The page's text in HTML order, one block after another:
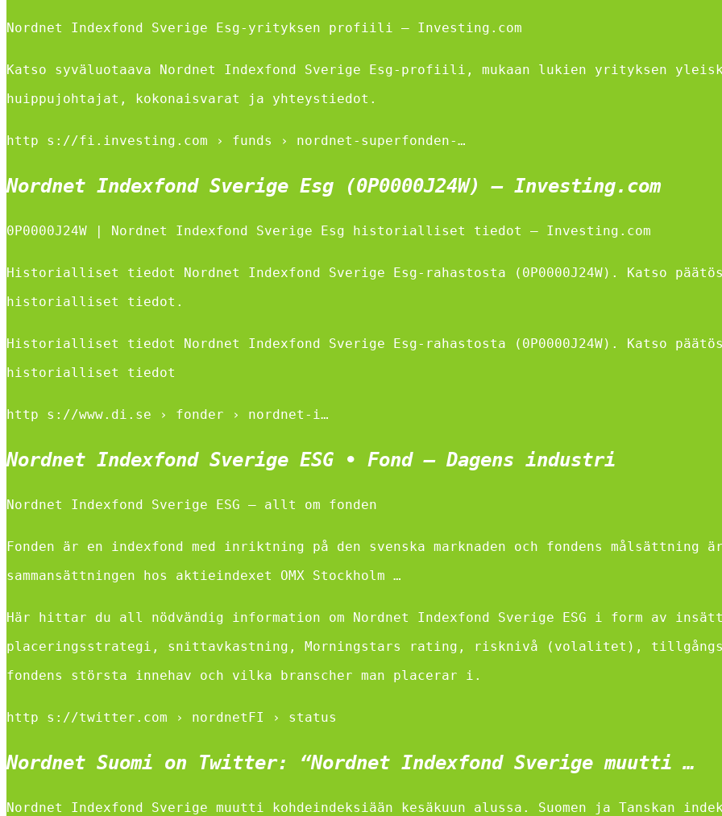
Nordnet Indexfond Sverige Esg-yrityksen profiili – Investing.com
Katso syväluotaava Nordnet Indexfond Sverige Esg-profiili, mukaan lukien yrityksen
huippujohtajat, kokonaisvarat ja yhteystiedot.
http s://fi.investing.com › funds › nordnet-superfonden-…
Nordnet Indexfond Sverige Esg (0P0000J24W) – Investing.com
0P0000J24W | Nordnet Indexfond Sverige Esg historialliset tiedot – Investing.com
Historialliset tiedot Nordnet Indexfond Sverige Esg-rahastosta (0P0000J24W). Katso
historialliset tiedot.
Historialliset tiedot Nordnet Indexfond Sverige Esg-rahastosta (0P0000J24W). Katso
historialliset tiedot
http s://www.di.se › fonder › nordnet-i…
Nordnet Indexfond Sverige ESG • Fond – Dagens industri
Nordnet Indexfond Sverige ESG – allt om fonden
Fonden är en indexfond med inriktning på den svenska marknaden och fondens
sammansättningen hos aktieindexet OMX Stockholm …
Här hittar du all nödvändig information om Nordnet Indexfond Sverige ESG i form av
placeringsstrategi, snittavkastning, Morningstars rating, risknivå (volalitet),
fondens största innehav och vilka branscher man placerar i.
http s://twitter.com › nordnetFI › status
Nordnet Suomi on Twitter: “Nordnet Indexfond Sverige muutti …
Nordnet Indexfond Sverige muutti kohdeindeksiään kesäkuun alussa. Suomen ja Tanskan